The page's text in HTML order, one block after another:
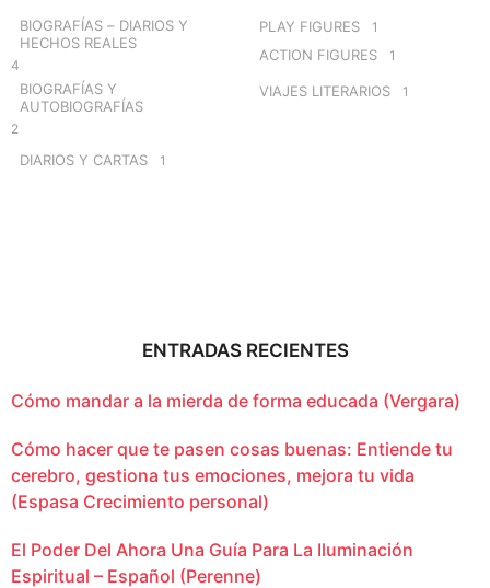
BIOGRAFÍAS – DIARIOS Y
HECHOS REALES
4
BIOGRAFÍAS Y
AUTOBIOGRAFÍAS
2
DIARIOS Y CARTAS 1
PLAY FIGURES 1
ACTION FIGURES 1
VIAJES LITERARIOS 1
ENTRADAS RECIENTES
Cómo mandar a la mierda de forma educada (Vergara)
Cómo hacer que te pasen cosas buenas: Entiende tu
cerebro, gestiona tus emociones, mejora tu vida
(Espasa Crecimiento personal)
El Poder Del Ahora Una Guía Para La Iluminación
Espiritual – Español (Perenne)